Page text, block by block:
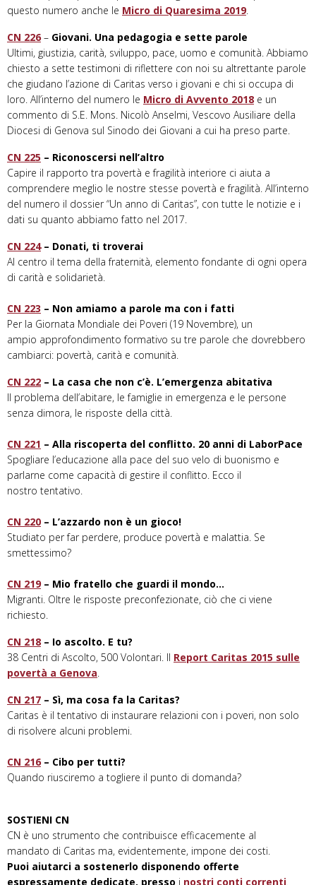
questo numero anche le Micro di Quaresima 2019.
CN 226 – Giovani. Una pedagogia e sette parole
Ultimi, giustizia, carità, sviluppo, pace, uomo e comunità. Abbiamo
chiesto a sette testimoni di riflettere con noi su altrettante parole
che giudano l’azione di Caritas verso i giovani e chi si occupa di
loro. All’interno del numero le Micro di Avvento 2018 e un
commento di S.E. Mons. Nicolò Anselmi, Vescovo Ausiliare della
Diocesi di Genova sul Sinodo dei Giovani a cui ha preso parte.
CN 225 – Riconoscersi nell’altro
Capire il rapporto tra povertà e fragilità interiore ci aiuta a
comprendere meglio le nostre stesse povertà e fragilità. All’interno
del numero il dossier “Un anno di Caritas”, con tutte le notizie e i
dati su quanto abbiamo fatto nel 2017.
CN 224– Donati, ti troverai
Al centro il tema della fraternità, elemento fondante di ogni opera
di carità e solidarietà.
CN 223 – Non amiamo a parole ma con i fatti
Per la Giornata Mondiale dei Poveri (19 Novembre), un
ampio approfondimento formativo su tre parole che dovrebbero
cambiarci: povertà, carità e comunità.
CN 222 – La casa che non c’è. L’emergenza abitativa
Il problema dell’abitare, le famiglie in emergenza e le persone
senza dimora, le risposte della città.
CN 221 – Alla riscoperta del conflitto. 20 anni di LaborPace
Spogliare l’educazione alla pace del suo velo di buonismo e
parlarne come capacità di gestire il conflitto. Ecco il
nostro tentativo.
CN 220 – L’azzardo non è un gioco!
Studiato per far perdere, produce povertà e malattia. Se
smettessimo?
CN 219 – Mio fratello che guardi il mondo…
Migranti. Oltre le risposte preconfezionate, ciò che ci viene
richiesto.
CN 218 – Io ascolto. E tu?
38 Centri di Ascolto, 500 Volontari. Il Report Caritas 2015 sulle
povertà a Genova.
CN 217 – Sì, ma cosa fa la Caritas?
Caritas è il tentativo di instaurare relazioni con i poveri, non solo
di risolvere alcuni problemi.
CN 216 – Cibo per tutti?
Quando riusciremo a togliere il punto di domanda?
SOSTIENI CN
CN è uno strumento che contribuisce efficacemente al
mandato di Caritas ma, evidentemente, impone dei costi.
Puoi aiutarci a sostenerlo disponendo offerte
espressamente dedicate, presso i nostri conti correnti